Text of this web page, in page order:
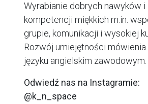
Wyrabianie dobrych nawyków
kompetencji miękkich m.in.
grupie, komunikacji i wysokiej
Rozwój umiejętności mówienia
języku angielskim zawodowym.
Odwiedź nas na Instagramie:
@k_n_space